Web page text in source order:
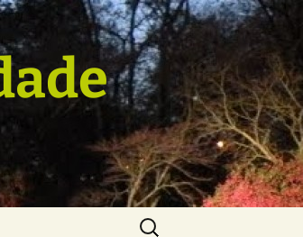
Otsi: